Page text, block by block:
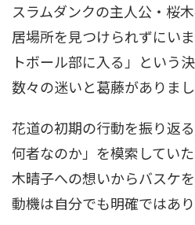
スラムダンクの主人公・桜
居場所を見つけられずにい
トボール部に入る」という
数々の迷いと葛藤がありまし
花道の初期の行動を振り返
何者なのか」を模索してい
木晴子への想いからバスケ
動機は自分でも明確ではあり